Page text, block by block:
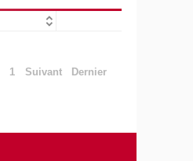
1 Suivant Dernier